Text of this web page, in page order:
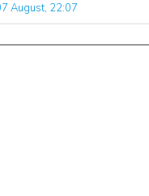
August, 22:07